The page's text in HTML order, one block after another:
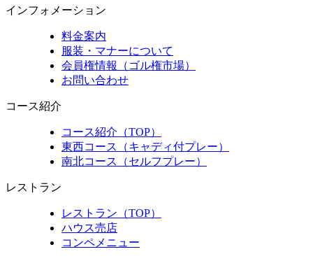
インフォメーション
料金案内
服装・マナーについて
会員権情報（ゴル権市場）
お問い合わせ
コース紹介
コース紹介（TOP）
東西コース（キャディ付プレー）
南北コース（セルフプレー）
レストラン
レストラン（TOP）
ハウス売店
コンペメニュー